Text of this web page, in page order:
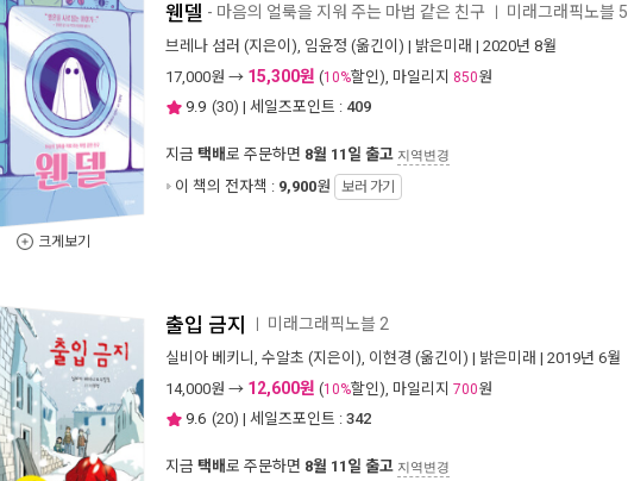
크게보기
웬델 - 마음의 얼룩을 지워 주는 마법 같은 친구 미래그래픽노블 5
브레나 섬러 (지은이), 임윤정 (옮긴이) | 밝은미래 | 2020년 8월
17,000원 → 15,300원 (10%할인), 마일리지 850원
9.9 (30) | 세일즈포인트 : 409
지금 택배로 주문하면 8월 11일 출고 지역변경
이 책의 전자책 : 9,900원 보러 가기
출입 금지 미래그래픽노블 2
실비아 베키니 , 수알초 (지은이), 이현경 (옮긴이) | 밝은미래 | 2019년 6월
14,000원 → 12,600원 (10%할인), 마일리지 700원
9.6 (20) | 세일즈포인트 : 342
지금 택배로 주문하면 8월 11일 출고 지역변경